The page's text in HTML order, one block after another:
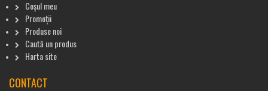
Coșul meu
Promoții
Produse noi
Caută un produs
Harta site
CONTACT